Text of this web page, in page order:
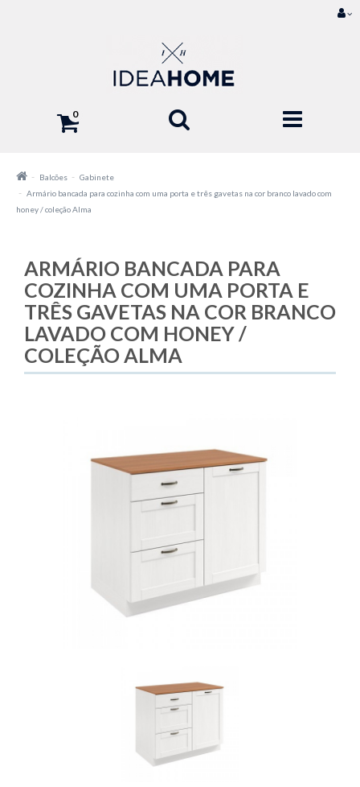
0
Balcões
Gabinete
Armário bancada para cozinha com uma porta e três gavetas na cor branco lavado com
honey / coleção Alma
ARMÁRIO BANCADA PARA
COZINHA COM UMA PORTA E
TRÊS GAVETAS NA COR BRANCO
LAVADO COM HONEY /
COLEÇÃO ALMA